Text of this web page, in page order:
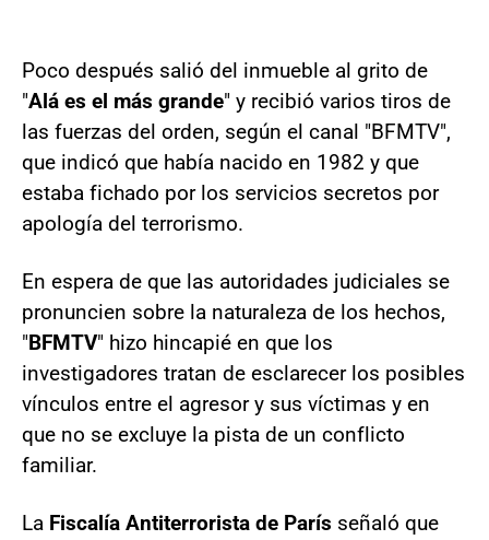
Poco después salió del inmueble al grito de
"Alá es el más grande" y recibió varios tiros de
las fuerzas del orden, según el canal "BFMTV",
que indicó que había nacido en 1982 y que
estaba fichado por los servicios secretos por
apología del terrorismo.
En espera de que las autoridades judiciales se
pronuncien sobre la naturaleza de los hechos,
"BFMTV" hizo hincapié en que los
investigadores tratan de esclarecer los posibles
vínculos entre el agresor y sus víctimas y en
que no se excluye la pista de un conflicto
familiar.
La Fiscalía Antiterrorista de París señaló que